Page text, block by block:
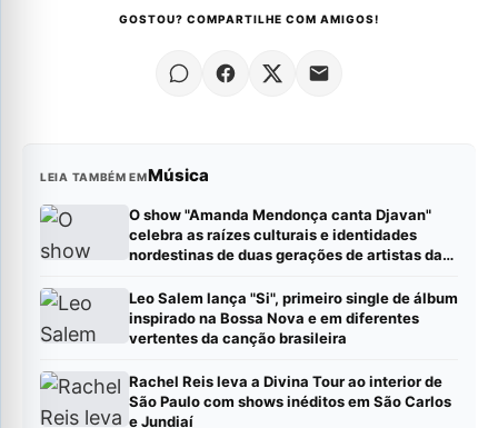
GOSTOU? COMPARTILHE COM AMIGOS!
LEIA TAMBÉM EMMúsica
O show "Amanda Mendonça canta Djavan"
celebra as raízes culturais e identidades
nordestinas de duas gerações de artistas da
Leo Salem lança "Si", primeiro single de álbum
inspirado na Bossa Nova e em diferentes
vertentes da canção brasileira
Rachel Reis leva a Divina Tour ao interior de
São Paulo com shows inéditos em São Carlos
e Jundiaí